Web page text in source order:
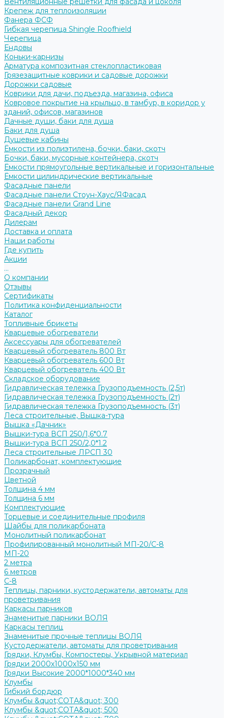
Крепеж для теплоизоляции
Фанера ФСФ
Гибкая черепица Shingle Roofhield
Черепица
Ендовы
Коньки-карнизы
Арматура композитная стеклопластиковая
Грязезащитные коврики и садовые дорожки
Дорожки садовые
Коврики для дачи, подъезда, магазина, офиса
Ковровое покрытие на крыльцо, в тамбур, в коридор у
зданий, офисов, магазинов
Дачные души, баки для душа
Баки для душа
Душевые кабины
Ёмкости из полиэтилена, бочки, баки, скотч
Бочки, баки, мусорные контейнера, скотч
Ёмкости прямоугольные вертикальные и горизонтальные
Ёмкости цилиндрические вертикальные
Фасадные панели
Фасадные панели Стоун-Хаус/ЯФасад
Фасадные панели Grand Line
Фасадный декор
Дилерам
Доставка и оплата
Наши работы
Где купить
Акции
...
О компании
Отзывы
Сертификаты
Политика конфиденциальности
Каталог
Топливные брикеты
Кварцевые обогреватели
Аксессуары для обогревателей
Кварцевый обогреватель 800 Вт
Кварцевый обогреватель 600 Вт
Кварцевый обогреватель 400 Вт
Складское оборудование
Гидравлическая тележка Грузоподъемность (2,5т)
Гидравлическая тележка Грузоподъемность (2т)
Гидравлическая тележка Грузоподъемность (3т)
Леса строительные, Вышка-тура
Вышка «Дачник»
Вышки-тура ВСП 250/1,6*0.7
Вышки-тура ВСП 250/2,0*1.2
Леса строительные ЛРСП 30
Поликарбонат, комплектующие
Прозрачный
Цветной
Толщина 4 мм
Толщина 6 мм
Комплектующие
Торцевые и соединительные профиля
Шайбы для поликарбоната
Монолитный поликарбонат
Профилированный монолитный МП-20/С-8
МП-20
2 метра
6 метров
С-8
Теплицы, парники, кустодержатели, автоматы для
проветривания
Каркасы парников
Знаменитые парники ВОЛЯ
Каркасы теплиц
Знаменитые прочные теплицы ВОЛЯ
Кустодержатели, автоматы для проветривания
Грядки, Клумбы, Компостеры, Укрывной материал
Грядки 2000х1000х150 мм
Грядки Высокие 2000*1000*340 мм
Клумбы
Гибкий бордюр
Клумбы &quot;СОТА&quot; 300
Клумбы &quot;СОТА&quot; 500